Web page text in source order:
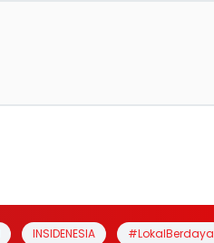
INSIDENESIA #LokalBerdaya